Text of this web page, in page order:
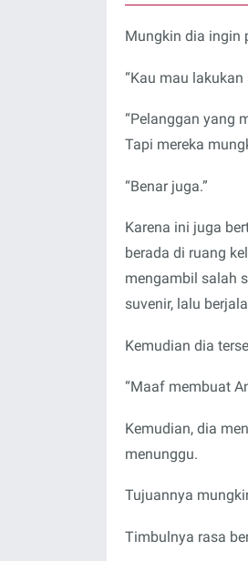
Mungkin dia ingin
“Kau mau lakukan
“Pelanggan yang
Tapi mereka
“Benar juga.”
Karena ini juga
berada di ruang
mengambil salah
suvenir, lalu
Kemudian dia
“Maaf membuat
Kemudian, dia
menunggu.
Tujuannya
Timbulnya rasa